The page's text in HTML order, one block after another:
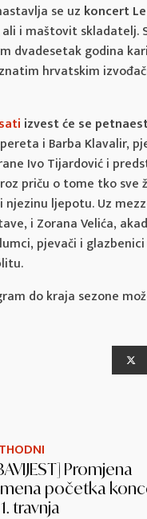
se uz koncert
i maštovit skladatelj.
dvadesetak godina
hrvatskim
izvest će se
i Barba Klavalir,
Ivo Tijardović i
priču o tome tko sve
ljepotu. Uz
i Zorana Velića,
pjevači i
do kraja sezone
Promjena
početka
travnja